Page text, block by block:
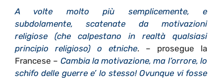
A volte molto più semplicemente, e
subdolamente, scatenate da motivazioni
religiose (che calpestano in realtà qualsiasi
principio religioso) o etniche. – prosegue la
Francese – Cambia la motivazione, ma l’orrore, lo
schifo delle guerre e’ lo stesso! Ovunque vi fosse